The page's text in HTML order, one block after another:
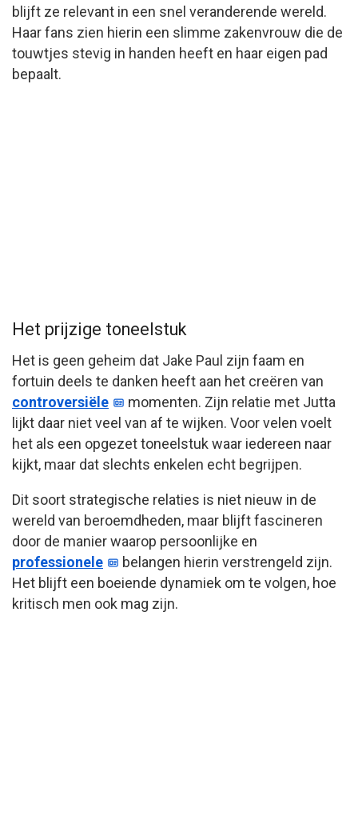
blijft ze relevant in een snel veranderende wereld.
Haar fans zien hierin een slimme zakenvrouw die de
touwtjes stevig in handen heeft en haar eigen pad
bepaalt.
Het prijzige toneelstuk
Het is geen geheim dat Jake Paul zijn faam en
fortuin deels te danken heeft aan het creëren van
controversiële
momenten. Zijn relatie met Jutta
lijkt daar niet veel van af te wijken. Voor velen voelt
het als een opgezet toneelstuk waar iedereen naar
kijkt, maar dat slechts enkelen echt begrijpen.
Dit soort strategische relaties is niet nieuw in de
wereld van beroemdheden, maar blijft fascineren
door de manier waarop persoonlijke en
professionele
belangen hierin verstrengeld zijn.
Het blijft een boeiende dynamiek om te volgen, hoe
kritisch men ook mag zijn.